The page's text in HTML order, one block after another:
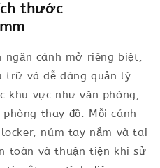
thước
ngăn cánh mở riêng biệt,
trữ và dễ dàng quản lý
khu vực như văn phòng,
thay đồ. Mỗi cánh
núm tay nắm và tai
toàn và thuận tiện khi sử